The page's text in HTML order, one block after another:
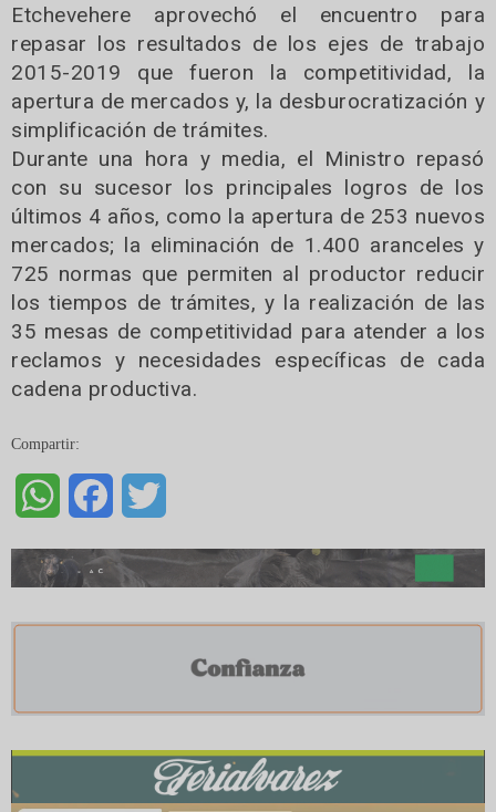
Etchevehere aprovechó el encuentro para
repasar los resultados de los ejes de trabajo
2015-2019 que fueron la competitividad, la
apertura de mercados y, la desburocratización y
simplificación de trámites.
Durante una hora y media, el Ministro repasó
con su sucesor los principales logros de los
últimos 4 años, como la apertura de 253 nuevos
mercados; la eliminación de 1.400 aranceles y
725 normas que permiten al productor reducir
los tiempos de trámites, y la realización de las
35 mesas de competitividad para atender a los
reclamos y necesidades específicas de cada
cadena productiva.
Compartir:
WhatsAppFacebook